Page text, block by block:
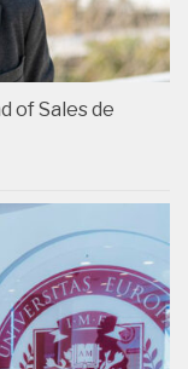
of Sales de